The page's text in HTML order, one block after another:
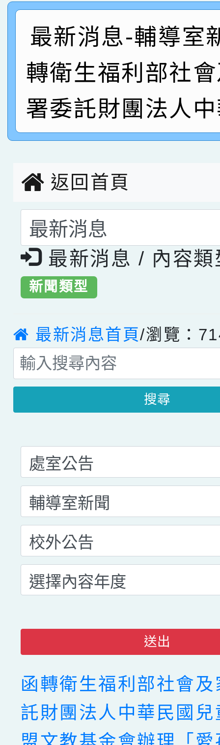
創客第三名。
賽 洪綺君教師榮獲社
名
賀！本校阿巴斯O蜜、
倩參加桃園市科展 國
名 指導老師王老師、
賀！本校四年二班張O
園市英語競賽國小朗讀
指導老師林老師
賀！本校參加桃園市中
賽 劉文瑛教師榮獲教
臺灣台語-第二名
賀！本校參與2026世
市賽榮獲科學小創客佳
最新消息-輔導室
轉衛生福利部社
署委託財團法人
返回首頁
選擇後頁面內容會更
最新消息 / 內容類
新聞類型
最新消息首頁/瀏覽：
搜尋
送出
函轉衛生福利部社會
託財團法人中華民國